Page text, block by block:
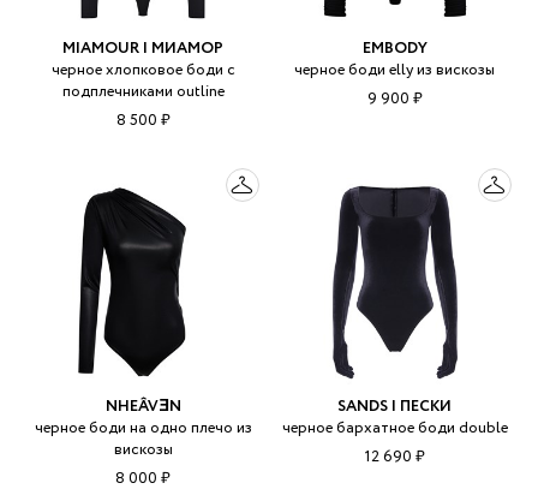
MIAMOUR | МИАМОР
черное хлопковое боди с
подплечниками outline
8 500 ₽
EMBODY
черное боди elly из вискозы
9 900 ₽
NHEÂVƎN
черное боди на одно плечо из
вискозы
8 000 ₽
SANDS | ПЕСКИ
черное бархатное боди double
12 690 ₽